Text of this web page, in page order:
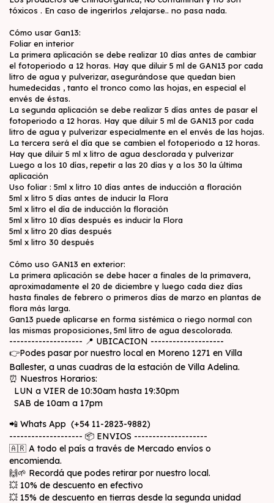
tóxicos . En caso de ingerirlos ,relajarse.. no pasa nada.
Cómo usar Gan13:
Foliar en interior
La primera aplicación se debe realizar 10 días antes de cambiar
el fotoperiodo a 12 horas. Hay que diluir 5 ml de GAN13 por cada
litro de agua y pulverizar, asegurándose que quedan bien
humedecidas , tanto el tronco como las hojas, en especial el
envés de éstas.
La segunda aplicación se debe realizar 5 días antes de pasar el
fotoperiodo a 12 horas. Hay que diluir 5 ml de GAN13 por cada
litro de agua y pulverizar especialmente en el envés de las hojas.
La tercera será el día que se cambien el fotoperiodo a 12 horas.
Hay que diluir 5 ml x litro de agua desclorada y pulverizar
Luego a los 10 días, repetir a las 20 días y a los 30 la última
aplicación
Uso foliar : 5ml x litro 10 días antes de inducción a floración
5ml x litro 5 días antes de inducir la Flora
5ml x litro el día de inducción la floración
5ml x litro 10 días después es inducir la Flora
5ml x litro 20 días después
5ml x litro 30 después
Cómo uso GAN13 en exterior:
La primera aplicación se debe hacer a finales de la primavera,
aproximadamente el 20 de diciembre y luego cada diez días
hasta finales de febrero o primeros días de marzo en plantas de
flora más larga.
Gan13 puede aplicarse en forma sistémica o riego normal con
las mismas proposiciones, 5ml litro de agua descolorada.
-------------------- 📍 UBICACION --------------------
👉Podes pasar por nuestro local en Moreno 1271 en Villa
Ballester, a unas cuadras de la estación de Villa Adelina.
⏰ Nuestros Horarios:
LUN a VIER de 10:30am hasta 19:30pm
SAB de 10am a 17pm
📲 Whats App (+54 11-2823-9882)
-------------------- 📦 ENVIOS --------------------
🇦🇷 A todo el país a través de Mercado envíos o
encomienda.
🙌🌱 Recordá que podes retirar por nuestro local.
💥 10% de descuento en efectivo
💥 15% de descuento en tierras desde la segunda unidad